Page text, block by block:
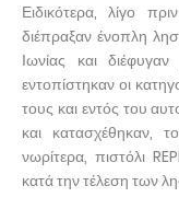
Ειδικότερα, λίγο
διέπραξαν ένοπλη
Ιωνίας και
εντοπίστηκαν οι
τους και εντός του
και κατασχέθηκαν,
νωρίτερα, πιστόλι
κατά την τέλεση των